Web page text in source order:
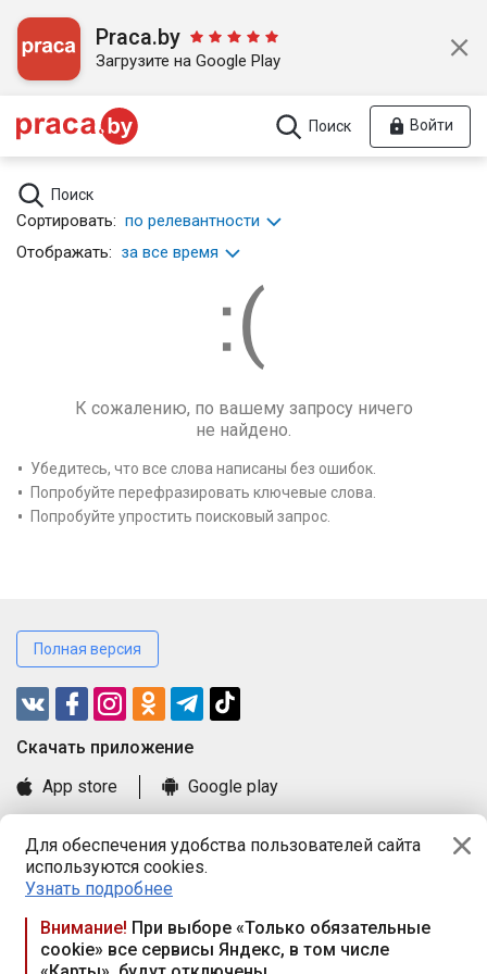
Для обеспечения удобства пользователей сайта
используются cookies.
Узнать подробнее
Внимание! При выборе «Только обязательные
cookie» все сервисы Яндекс, в том числе
Praca.by
Загрузите на Google Play
Поиск Войти
Поиск
Сортировать: по релевантности
Отображать: за все время
К сожалению, по вашему запросу ничего
не найдено.
Убедитесь, что все слова написаны без ошибок.
Попробуйте перефразировать ключевые слова.
Попробуйте упростить поисковый запрос.
Полная версия
Cкачать приложение
App store
Google play
Книга замечаний и предложений
Правила и документы
Praca.by © 2000—2026, ООО «ПРАЦА БАЙ»
Республика Беларусь, 220114, г. Минск, пр-т Независимости
117а, пом. № 9.